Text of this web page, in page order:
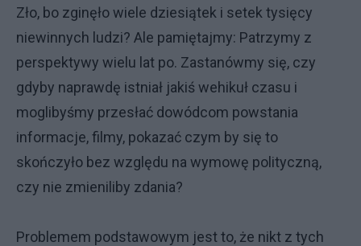
Zło, bo zginęło wiele dziesiątek i setek tysięcy
niewinnych ludzi? Ale pamiętajmy: Patrzymy z
perspektywy wielu lat po. Zastanówmy się, czy
gdyby naprawdę istniał jakiś wehikuł czasu i
moglibyśmy przesłać dowódcom powstania
informacje, filmy, pokazać czym by się to
skończyło bez względu na wymowę polityczną,
czy nie zmieniliby zdania?
Problemem podstawowym jest to, że nikt z tych